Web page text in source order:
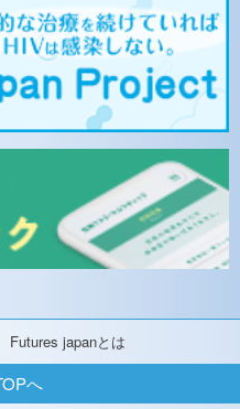
Futures japanとは
へ